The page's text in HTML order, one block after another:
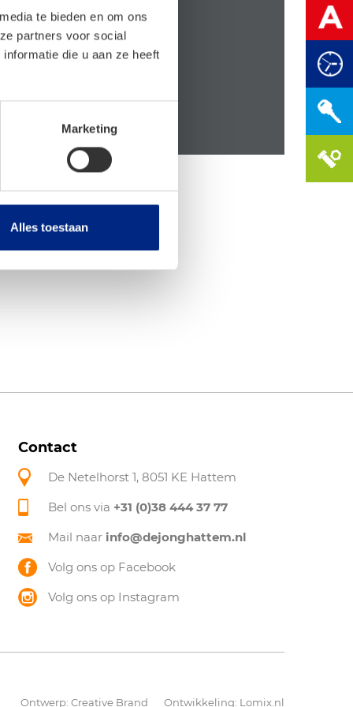
te bieden en om ons
partners voor social
die u aan ze heeft
Marketing
Alles toestaan
Contact
De Netelhorst 1, 8051 KE Hattem
Bel ons via +31 (0)38 444 37 77
Mail naar info@dejonghattem.nl
Volg ons op Facebook
Volg ons op Instagram
Ontwerp: Creative Brand Ontwikkeling: Lomix.nl